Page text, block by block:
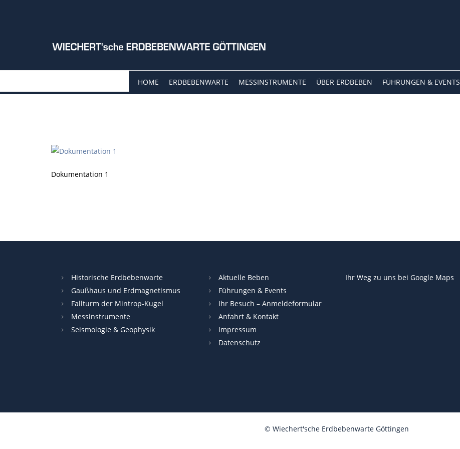
HOME ERDBEBENWARTE MESSINSTRUMENTE ÜBER ERDBEBEN FÜHRUNGEN & EVENTS
Dokumentation 1
Historische Erdbebenwarte
Gaußhaus und Erdmagnetismus
Fallturm der Mintrop-Kugel
Messinstrumente
Seismologie & Geophysik
Aktuelle Beben
Führungen & Events
Ihr Besuch – Anmeldeformular
Anfahrt & Kontakt
Impressum
Datenschutz
Ihr Weg zu uns beiGoogle Maps
© Wiechert'sche Erdbebenwarte Göttingen